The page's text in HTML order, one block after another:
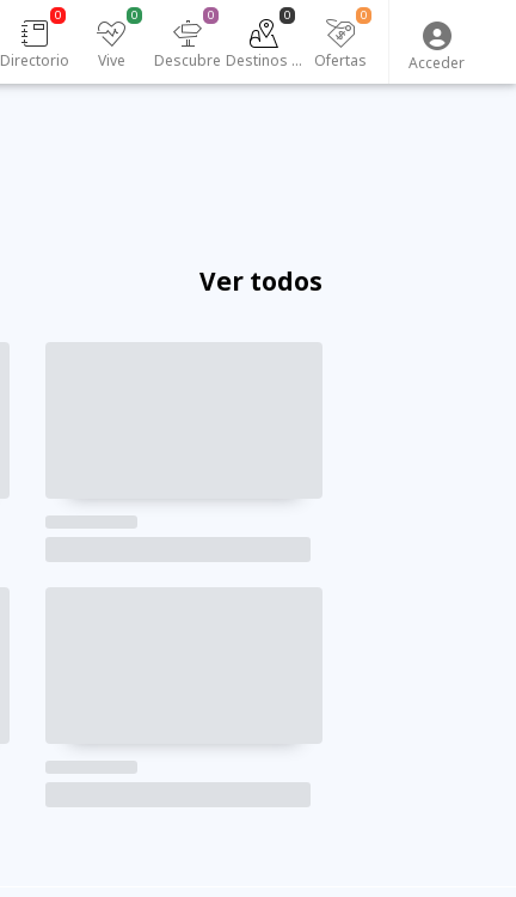
Directorio
0
Vive
0
Descubre
0
Destinos turísticos
0
Ofertas
0
Acceder
Ver todos